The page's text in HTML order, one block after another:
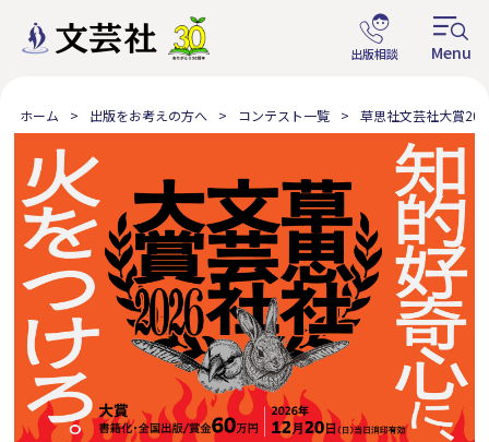
ホーム 出版をお考えの方へ コンテスト一覧 草思社文芸社大賞